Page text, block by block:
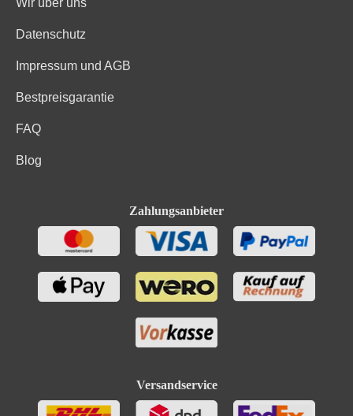
Wir über uns
Datenschutz
Impressum und AGB
Bestpreisgarantie
FAQ
Blog
Zahlungsanbieter
Versandservice